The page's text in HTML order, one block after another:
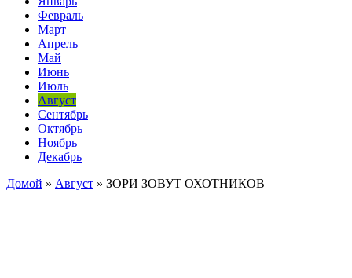
Февраль
Март
Апрель
Май
Июнь
Июль
Август
Сентябрь
Октябрь
Ноябрь
Декабрь
Домой » Август » ЗОРИ ЗОВУТ ОХОТНИКОВ